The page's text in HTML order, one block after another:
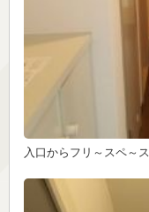
入口からフリ～スペ～ス